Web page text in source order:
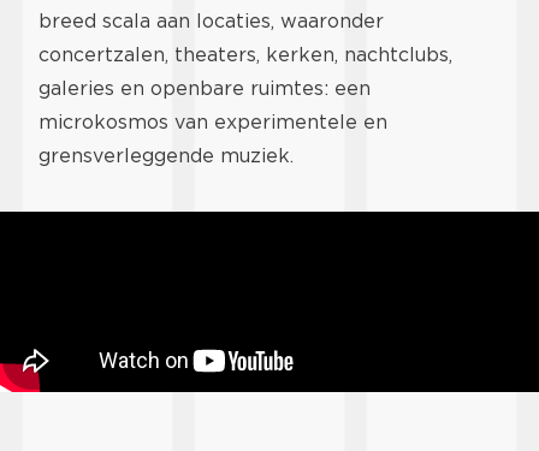
breed scala aan locaties, waaronder
concertzalen, theaters, kerken, nachtclubs,
galeries en openbare ruimtes: een
microkosmos van experimentele en
grensverleggende muziek.